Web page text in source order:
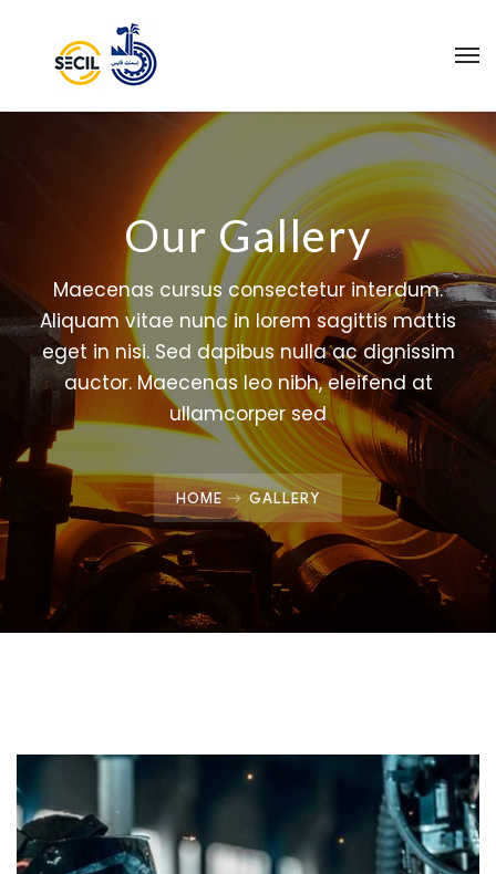
Our Gallery
Maecenas cursus consectetur interdum.
Aliquam vitae nunc in lorem sagittis mattis
eget in nisi. Sed dapibus nulla ac dignissim
auctor. Maecenas leo nibh, eleifend at
ullamcorper sed
HOME GALLERY